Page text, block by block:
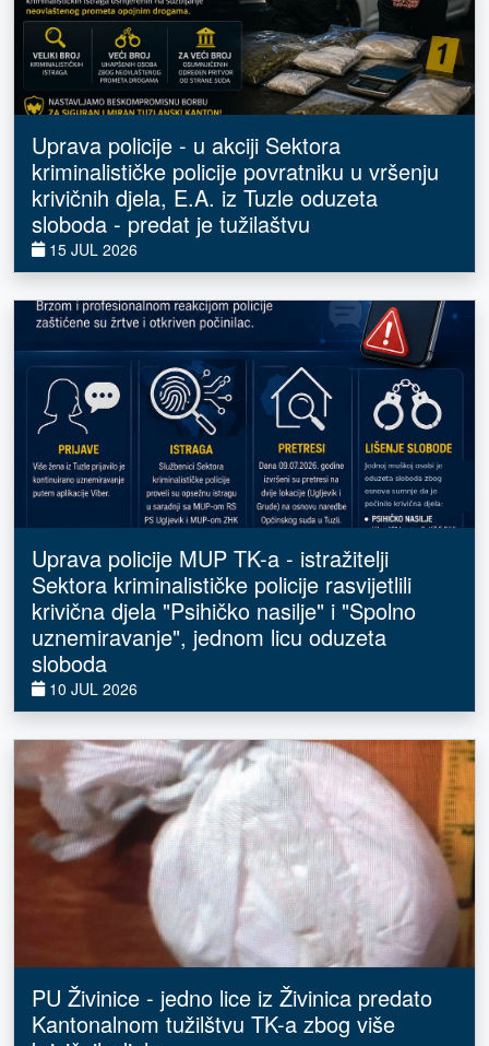
Uprava policije - u akciji Sektora
kriminalističke policije povratniku u vršenju
krivičnih djela, E.A. iz Tuzle oduzeta
sloboda - predat je tužilaštvu
15 JUL 2026
Uprava policije MUP TK-a - istražitelji
Sektora kriminalističke policije rasvijetlili
krivična djela "Psihičko nasilje" i "Spolno
uznemiravanje", jednom licu oduzeta
sloboda
10 JUL 2026
PU Živinice - jedno lice iz Živinica predato
Kantonalnom tužilštvu TK-a zbog više